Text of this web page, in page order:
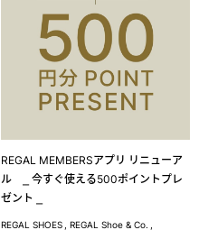
REGAL MEMBERSアプリ リニューア
ル ⎯ 今すぐ使える500ポイントプレ
ゼント ⎯
REGAL SHOES
REGAL Shoe & Co.